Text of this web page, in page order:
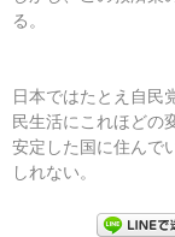
る。
日本ではたとえ自民
民生活にこれほどの
安定した国に住んで
しれない。